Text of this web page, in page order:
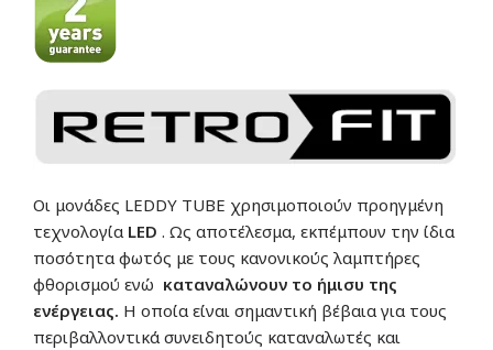
Οι μονάδες LEDDY TUBE χρησιμοποιούν προηγμένη
τεχνολογία LED . Ως αποτέλεσμα, εκπέμπουν την ίδια
ποσότητα φωτός με τους κανονικούς λαμπτήρες
φθορισμού ενώ καταναλώνουν το ήμισυ της
ενέργειας. Η οποία είναι σημαντική βέβαια για τους
περιβαλλοντικά συνειδητούς καταναλωτές και